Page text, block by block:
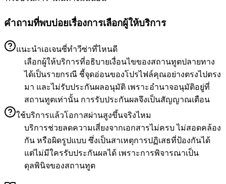
คำถามที่พบบ่อยเรื่องการเลือกผู้ให้บริการ
แนะนำเอเจนซี่ทำวีซ่าที่ไหนดี
เลือกผู้ให้บริการที่อธิบายเงื่อนไขของสถานทูตปลายทาง
ได้เป็นรายกรณี ชี้จุดอ่อนของโปรไฟล์คุณอย่างตรงไปตรง
มา และไม่รับประกันผลอนุมัติ เพราะอำนาจอนุมัติอยู่ที่
สถานทูตเท่านั้น การรับประกันผลจึงเป็นสัญญาณเตือน
ใช้บริการแล้วโอกาสผ่านสูงขึ้นจริงไหม
บริการช่วยลดความเสี่ยงจากเอกสารไม่ครบ ไม่สอดคล้อง
กัน หรือผิดรูปแบบ ซึ่งเป็นสาเหตุการปฏิเสธที่ป้องกันได้
แต่ไม่มีใครรับประกันผลได้ เพราะการพิจารณาเป็น
ดุลพินิจของสถานทูต